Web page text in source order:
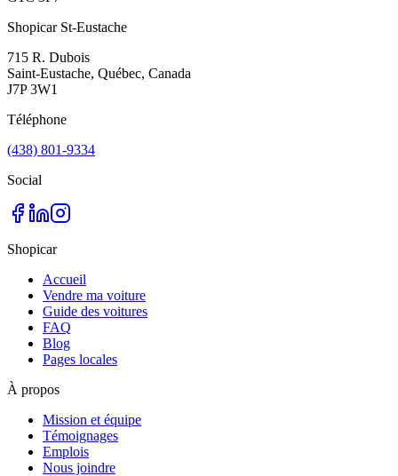
Shopicar St-Eustache
715 R. Dubois
Saint-Eustache, Québec, Canada
J7P 3W1
Téléphone
(438) 801-9334
Social
Shopicar
Accueil
Vendre ma voiture
Guide des voitures
FAQ
Blog
Pages locales
À propos
Mission et équipe
Témoignages
Emplois
Nous joindre